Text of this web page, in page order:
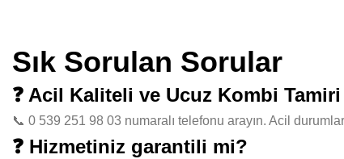
Sık Sorulan Sorular
❓ Acil Kaliteli ve Ucuz Kombi
📞 0 539 251 98 03 numaralı telefonu arayın. Acil
❓ Hizmetiniz garantili mi?